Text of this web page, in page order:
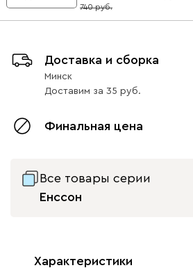
10
740
Доставка и сборка
Минск
Доставим за 35
Финальная цена
Все товары серии
Енссон
Характеристики